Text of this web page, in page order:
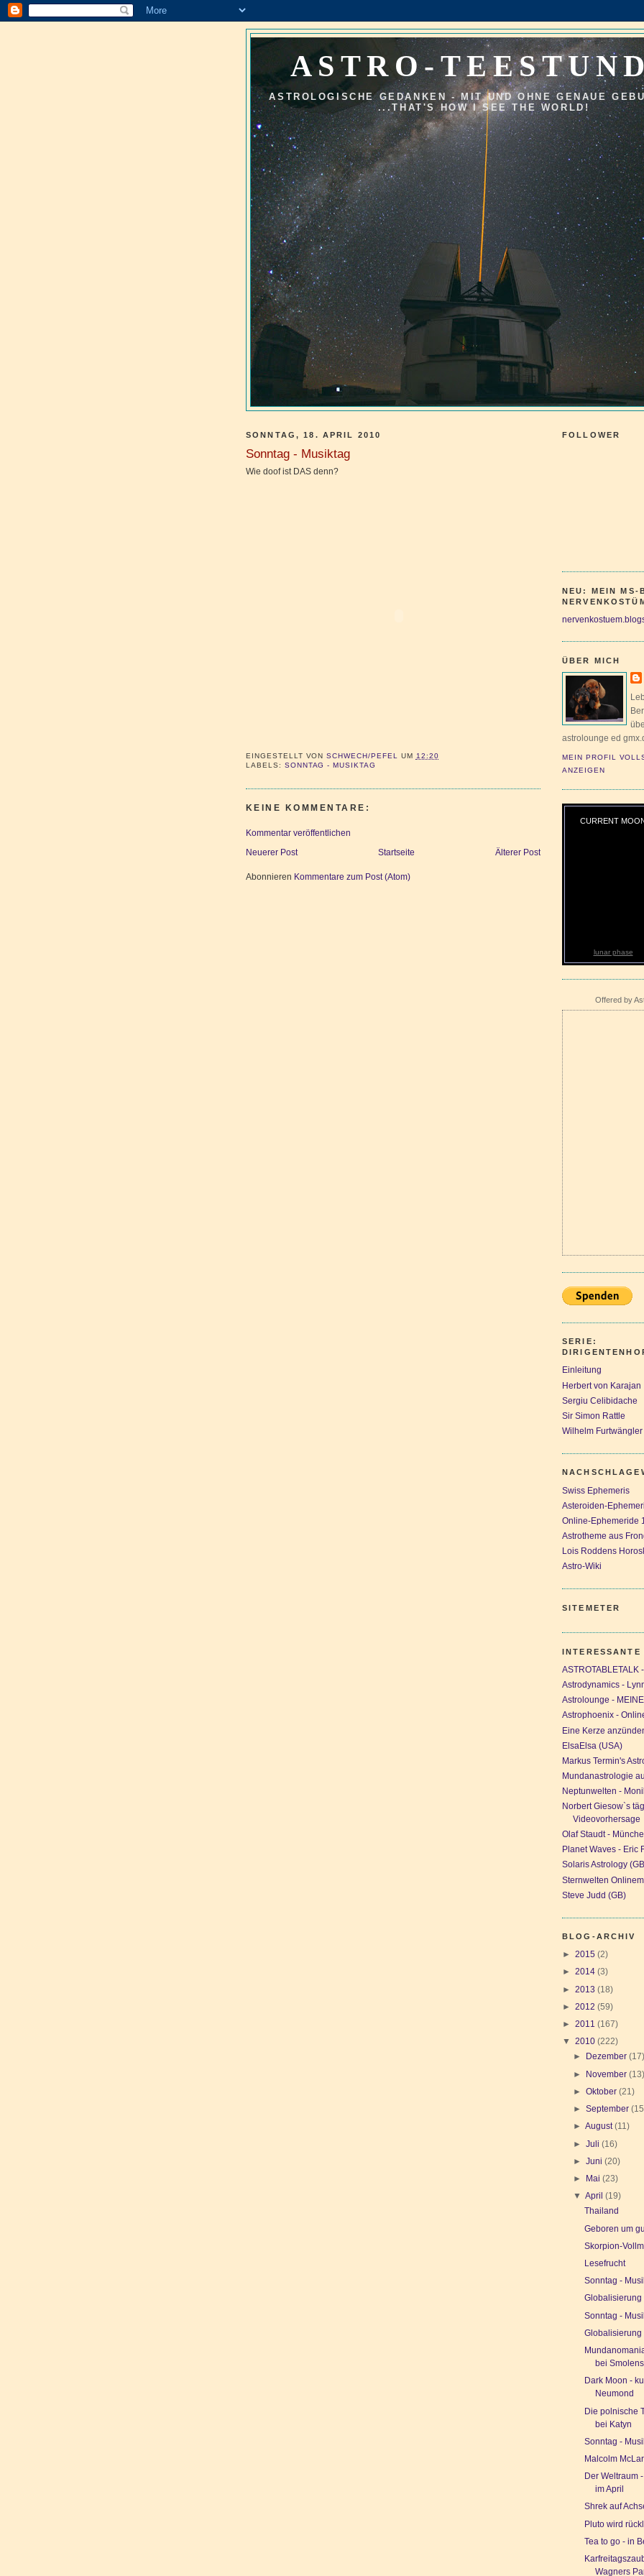
ASTRO-
ASTROLOGISCHE GEDANKEN - MIT UND OHNE GENAUE
...THAT'S HOW I SEE THE WORLD!
SONNTAG, 18. APRIL 2010
Sonntag - Musiktag
Wie doof ist DAS denn?
EINGESTELLT VONSCHWECH/PEFEL UM 12:20
LABELS: SONNTAG - MUSIKTAG
KEINE KOMMENTARE:
Kommentar veröffentlichen
Neuerer Post
Älterer Post
Startseite
Abonnieren Kommentare zum Post (Atom)
FOLLOWER
NEU: MEIN MS-
ÜBER MICH
astrolounge ed
MEIN PROFIL
ANZEIGEN
CURRENT
lunar phase
Offered by
SERIE:
Einleitung
Herbert von Karajan
Sergiu Celibidache
Sir Simon Rattle
Wilhelm Furtwängler
Swiss Ephemeris
Asteroiden-
Online-Ephemeride
Astrotheme aus
Lois Roddens
Astro-Wiki
SITEMETER
INTERESSANTE
ASTROTABLETALK
Astrodynamics -
Astrolounge -
Astrophoenix -
Eine Kerze anzünden
ElsaElsa (USA)
Markus Termin's
Mundanastrologie
Neptunwelten -
Norbert Giesow`s
Videovorhersage
Olaf Staudt -
Planet Waves - Eric
Solaris Astrology
Sternwelten
Steve Judd (GB)
BLOG-ARCHIV
► 2015 (2)
► 2014 (3)
► 2013 (18)
► 2012 (59)
► 2011 (167)
▼ 2010 (222)
►
Dezember (17)
► November (13)
► Oktober (21)
► September
► August(11)
► Juli (16)
► Juni (20)
►
Mai (23)
▼ April (19)
Thailand
Geboren um
Skorpion-
Lesefrucht
Sonntag -
Globalisierung
Sonntag -
Globalisierung
bei
Dark Moon -
Neumond
Die polnische
bei Katyn
Sonntag -
Malcolm
Der Weltraum
im April
Shrek auf
Pluto wird
Tea to go - in
Wagners